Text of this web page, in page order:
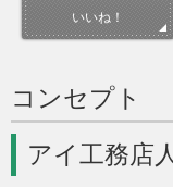
いいね！
コンセプト
アイ工務店